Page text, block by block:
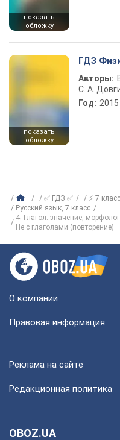
показать
обложку
показать
обложку
ГДЗ
Авторы:
С. А.
Год: 2015
✅ ГДЗ ✅ ⚡ 7
Русский язык, 7 класс
4. Глагол: значение,
Не с глаголами (повторение)
О компании
Правовая информация
Реклама на сайте
Редакционная политика
OBOZ.UA